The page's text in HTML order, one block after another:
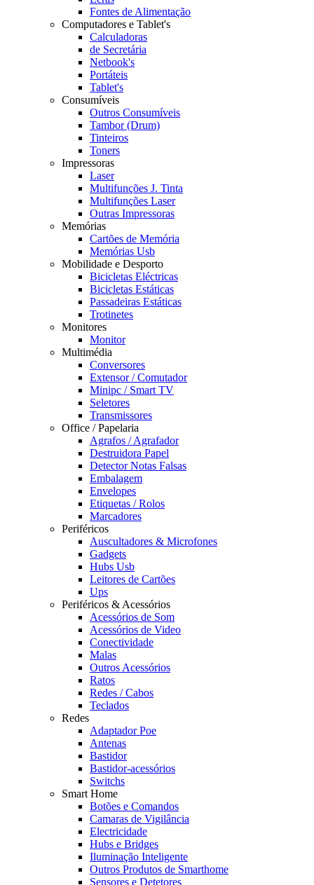
Fontes de Alimentação
Computadores e Tablet's
Calculadoras
de Secretária
Netbook's
Portáteis
Tablet's
Consumíveis
Outros Consumíveis
Tambor (Drum)
Tinteiros
Toners
Impressoras
Laser
Multifunções J. Tinta
Multifunções Laser
Outras Impressoras
Memórias
Cartões de Memória
Memórias Usb
Mobilidade e Desporto
Bicicletas Eléctricas
Bicicletas Estáticas
Passadeiras Estáticas
Trotinetes
Monitores
Monitor
Multimédia
Conversores
Extensor / Comutador
Minipc / Smart TV
Seletores
Transmissores
Office / Papelaria
Agrafos / Agrafador
Destruidora Papel
Detector Notas Falsas
Embalagem
Envelopes
Etiquetas / Rolos
Marcadores
Periféricos
Auscultadores & Microfones
Gadgets
Hubs Usb
Leitores de Cartões
Ups
Periféricos & Acessórios
Acessórios de Som
Acessórios de Video
Conectividade
Malas
Outros Acessórios
Ratos
Redes / Cabos
Teclados
Redes
Adaptador Poe
Antenas
Bastidor
Bastidor-acessórios
Switchs
Smart Home
Botões e Comandos
Camaras de Vigilância
Electricidade
Hubs e Bridges
Iluminação Inteligente
Outros Produtos de Smarthome
Sensores e Detetores